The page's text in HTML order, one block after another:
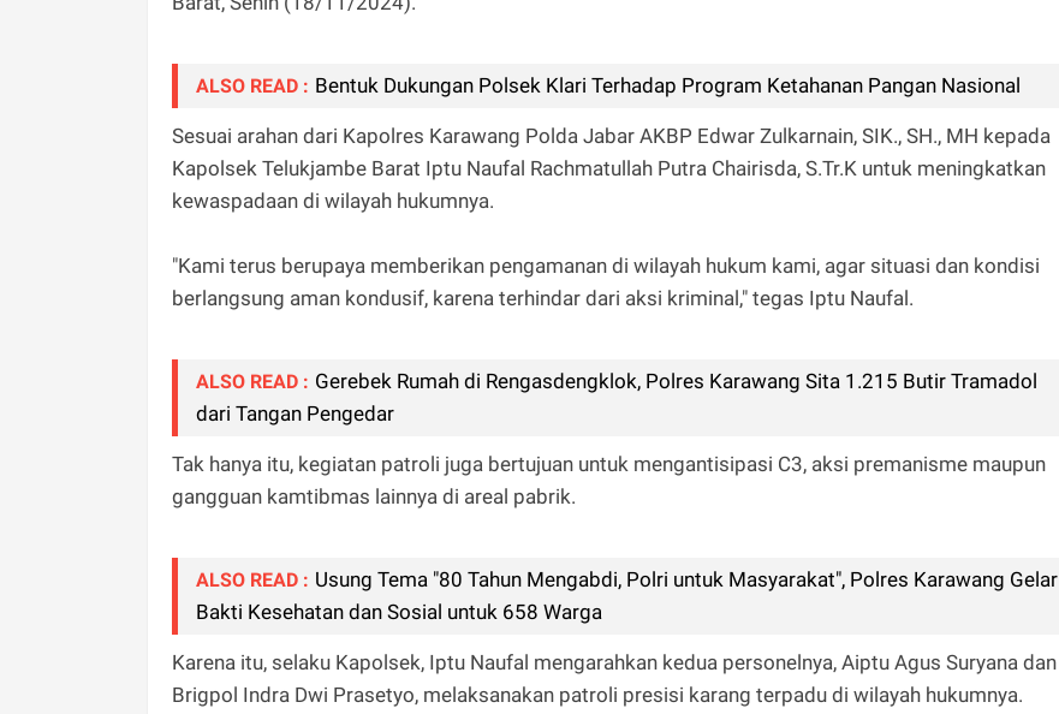
ALSO READ : Bentuk Dukungan Polsek Klari Terhadap Program Ketahanan Pangan Nasional
Sesuai arahan dari Kapolres Karawang Polda Jabar AKBP Edwar Zulkarnain, SIK., SH., MH kepada
Kapolsek Telukjambe Barat Iptu Naufal Rachmatullah Putra Chairisda, S.Tr.K untuk meningkatkan
kewaspadaan di wilayah hukumnya.
"Kami terus berupaya memberikan pengamanan di wilayah hukum kami, agar situasi dan kondisi
berlangsung aman kondusif, karena terhindar dari aksi kriminal," tegas Iptu Naufal.
ALSO READ : Gerebek Rumah di Rengasdengklok, Polres Karawang Sita 1.215 Butir Tramadol
dari Tangan Pengedar
Tak hanya itu, kegiatan patroli juga bertujuan untuk mengantisipasi C3, aksi premanisme maupun
gangguan kamtibmas lainnya di areal pabrik.
ALSO READ : Usung Tema "80 Tahun Mengabdi, Polri untuk Masyarakat", Polres Karawang Gelar
Bakti Kesehatan dan Sosial untuk 658 Warga
Karena itu, selaku Kapolsek, Iptu Naufal mengarahkan kedua personelnya, Aiptu Agus Suryana dan
Brigpol Indra Dwi Prasetyo, melaksanakan patroli presisi karang terpadu di wilayah hukumnya.